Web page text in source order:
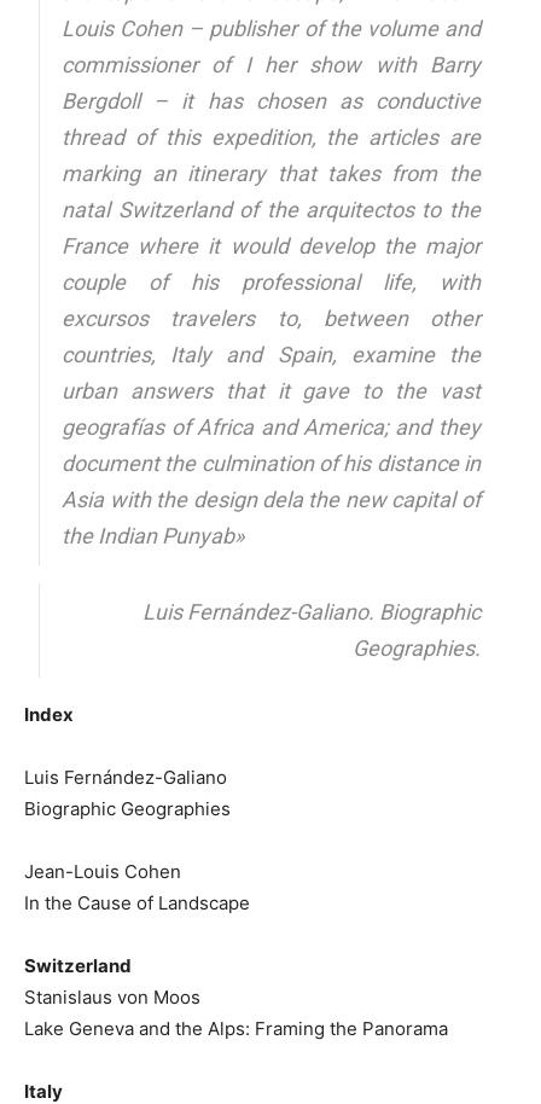
Louis Cohen – publisher of the volume and
commissioner of I her show with Barry
Bergdoll – it has chosen as conductive
thread of this expedition, the articles are
marking an itinerary that takes from the
natal Switzerland of the arquitectos to the
France where it would develop the major
couple of his professional life, with
excursos travelers to, between other
countries, Italy and Spain, examine the
urban answers that it gave to the vast
geografías of Africa and America; and they
document the culmination of his distance in
Asia with the design dela the new capital of
the Indian Punyab»
Luis Fernández-Galiano. Biographic
Geographies.
Index
Luis Fernández-Galiano
Biographic Geographies
Jean-Louis Cohen
In the Cause of Landscape
Switzerland
Stanislaus von Moos
Lake Geneva and the Alps: Framing the Panorama
Italy